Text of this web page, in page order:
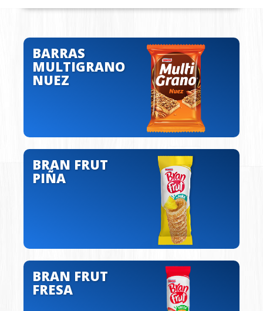
BARRAS
MULTIGRANO
NUEZ
BRAN FRUT
PIÑA
BRAN FRUT
FRESA